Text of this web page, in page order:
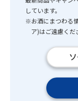
しています。
※お酒にまつわる
ア)はご遠慮くだ